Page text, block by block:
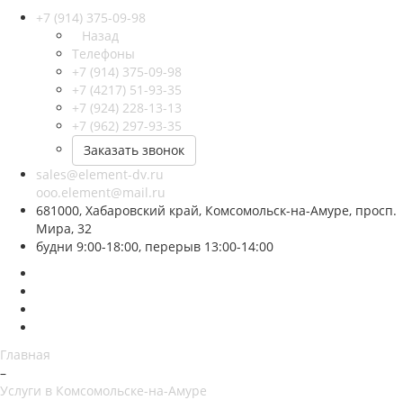
+7 (914) 375-09-98
Назад
Телефоны
+7 (914) 375-09-98
+7 (4217) 51-93-35
+7 (924) 228-13-13
+7 (962) 297-93-35
Заказать звонок
sales@element-dv.ru
ooo.element@mail.ru
681000, Хабаровский край, Комсомольск-на-Амуре, просп.
Мира, 32
будни 9:00-18:00, перерыв 13:00-14:00
Главная
–
Услуги в Комсомольске-на-Амуре